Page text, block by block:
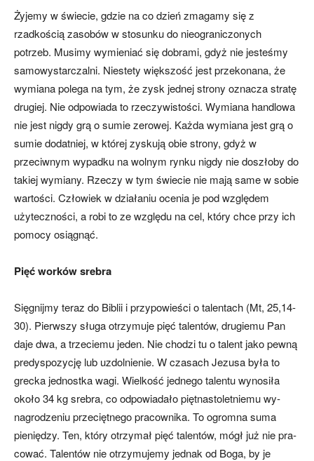
Żyjemy w świecie, gdzie na co dzień zmagamy się z
rzadkością zasobów w sto­sunku do nieograniczonych
potrzeb. Musimy wymieniać się dobrami, gdyż nie jesteśmy
samowystarczalni. Niestety większość jest przekonana, że
wymia­na polega na tym, że zysk jednej strony oznacza stratę
drugiej. Nie odpowiada to rzeczywistości. Wymiana handlowa
nie jest nigdy grą o sumie zerowej. Każda wy­miana jest grą o
sumie dodatniej, w której zyskują obie strony, gdyż w
przeciwnym wypadku na wolnym rynku nigdy nie doszłoby do
takiej wymiany. Rzeczy w tym świecie nie mają same w sobie
wartości. Człowiek w działaniu ocenia je pod wzglę­dem
użyteczności, a robi to ze względu na cel, który chce przy ich
pomocy osiągnąć.
Pięć worków srebra
Sięgnijmy teraz do Biblii i przypowie­ści o talentach (Mt, 25,14-
30). Pierwszy sługa otrzymuje pięć talentów, drugiemu Pan
daje dwa, a trzeciemu jeden. Nie cho­dzi tu o talent jako pewną
predyspozycję lub uzdolnienie. W czasach Jezusa była to
grecka jednostka wagi. Wielkość jedne­go talentu wynosiła
około 34 kg srebra, co odpowiadało piętnastoletniemu wy­
nagrodzeniu przeciętnego pracownika. To ogromna suma
pieniędzy. Ten, który otrzymał pięć talentów, mógł już nie pra­
cować. Talentów nie otrzymujemy jednak od Boga, by je